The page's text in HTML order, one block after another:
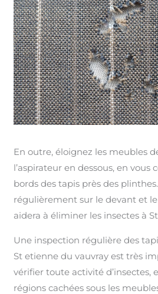
En outre, éloignez les meubles
l’aspirateur en dessous, en vous
bords des tapis près des
régulièrement sur le devant et le
aidera à éliminer les insectes à
Une inspection régulière des
St etienne du vauvray est très
vérifier toute activité d’insectes,
régions cachées sous les